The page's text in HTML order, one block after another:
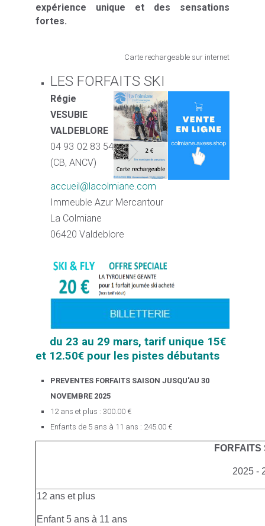
expérience unique et des sensations
fortes.
Carte rechargeable sur internet
LES FORFAITS SKI
Régie
VESUBIE
VALDEBLORE
04 93 02 83 54
(CB, ANCV)
accueil@lacolmiane.com
Immeuble Azur Mercantour
La Colmiane
06420 Valdeblore
du 23 au 29 mars, tarif unique 15€
et 12.50€ pour les pistes débutants
PREVENTES FORFAITS SAISON JUSQU'AU 30
NOVEMBRE 2025
12 ans et plus : 300.00 €
Enfants de 5 ans à 11 ans : 245.00 €
FORFAITS
2025 -
12 ans et plus
Enfant 5 ans à 11 ans